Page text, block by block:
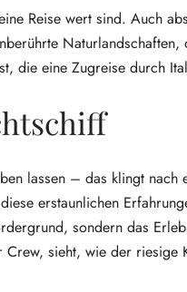
Reise wert sind. Auch
die eine Zugreise durch
lassen – das klingt
erstaunlichen
sondern das
sieht, wie der